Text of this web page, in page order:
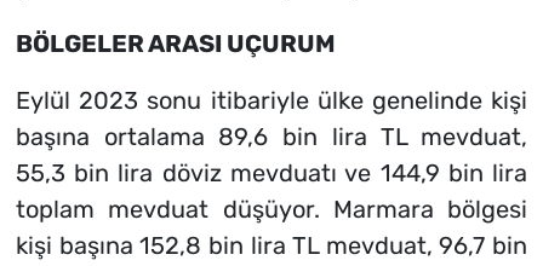
BÖLGELER ARASI UÇURUM
Eylül 2023 sonu itibariyle ülke genelinde kişi
başına ortalama 89,6 bin lira TL mevduat,
55,3 bin lira döviz mevduatı ve 144,9 bin lira
toplam mevduat düşüyor. Marmara bölgesi
kişi başına 152,8 bin lira TL mevduat, 96,7 bin